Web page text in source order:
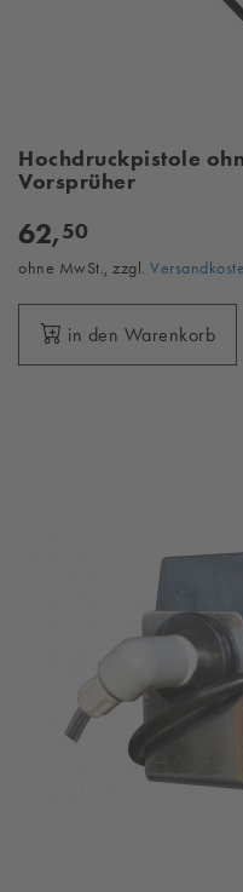
Hochdruckpistole
Vorsprüher
62,50
ohne MwSt., zzgl.
in den Warenkorb